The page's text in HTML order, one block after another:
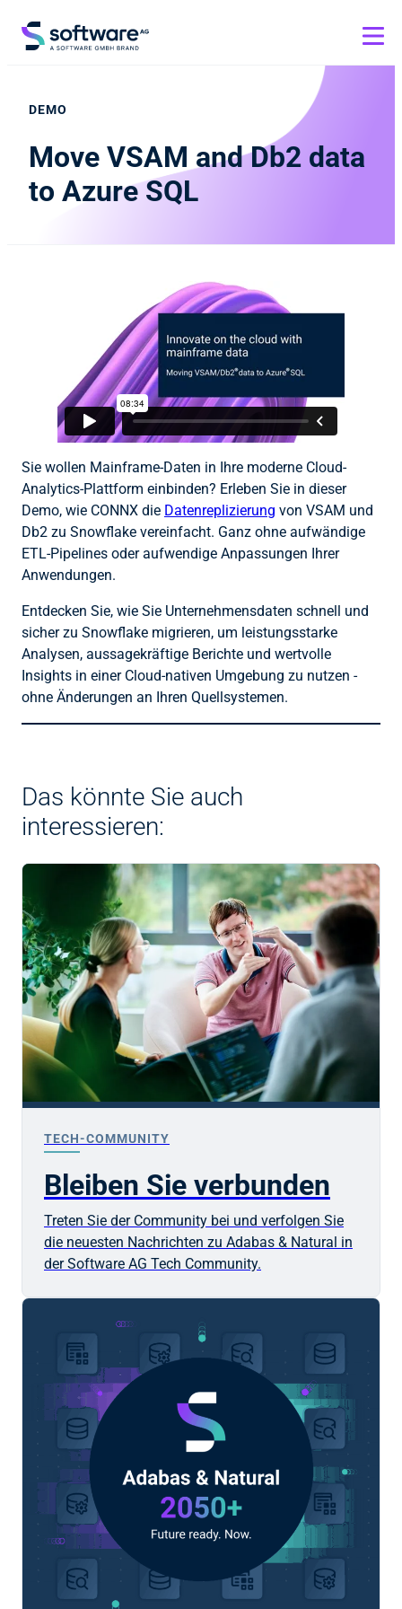
DEMO
Move VSAM and Db2 data
to Azure SQL
Sie wollen Mainframe-Daten in Ihre moderne Cloud-
Analytics-Plattform einbinden? Erleben Sie in dieser
Demo, wie CONNX die Datenreplizierung von VSAM und
Db2 zu Snowflake vereinfacht. Ganz ohne aufwändige
ETL-Pipelines oder aufwendige Anpassungen Ihrer
Anwendungen.
Entdecken Sie, wie Sie Unternehmensdaten schnell und
sicher zu Snowflake migrieren, um leistungsstarke
Analysen, aussagekräftige Berichte und wertvolle
Insights in einer Cloud-nativen Umgebung zu nutzen -
ohne Änderungen an Ihren Quellsystemen.
Das könnte Sie auch
interessieren:
TECH-COMMUNITY
Bleiben Sie verbunden
Treten Sie der Community bei und verfolgen Sie
die neuesten Nachrichten zu Adabas & Natural in
derSoftware AG Tech Community.